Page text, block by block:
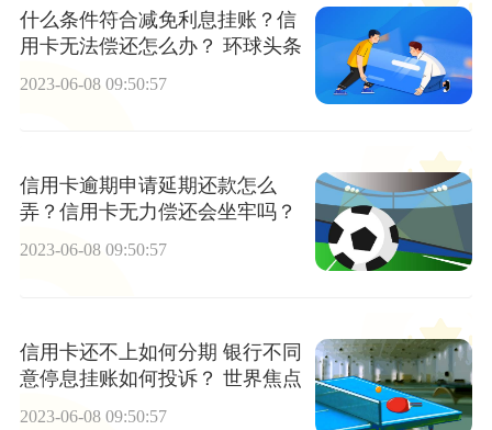
什么条件符合减免利息挂账？信
用卡无法偿还怎么办？ 环球头条
2023-06-08 09:50:57
信用卡逾期申请延期还款怎么
弄？信用卡无力偿还会坐牢吗？
2023-06-08 09:50:57
信用卡还不上如何分期 银行不同
意停息挂账如何投诉？ 世界焦点
2023-06-08 09:50:57